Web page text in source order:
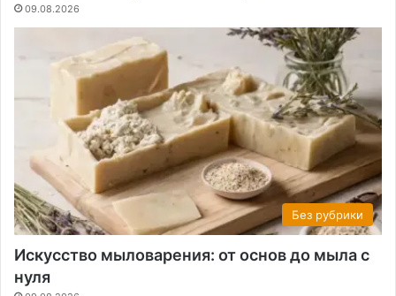
09.08.2026
Без рубрики
Искусство мыловарения: от основ до мыла с
нуля